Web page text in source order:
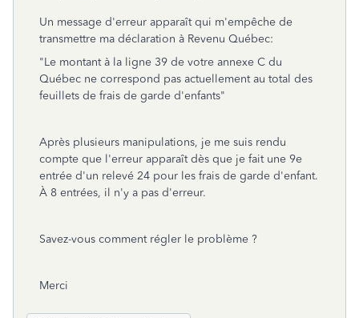
Un message d'erreur apparaît qui m'empêche de
transmettre ma déclaration à Revenu Québec:
"Le montant à la ligne 39 de votre annexe C du
Québec ne correspond pas actuellement au total des
feuillets de frais de garde d'enfants"
Après plusieurs manipulations, je me suis rendu
compte que l'erreur apparaît dès que je fait une 9e
entrée d'un relevé 24 pour les frais de garde d'enfant.
À 8 entrées, il n'y a pas d'erreur.
Savez-vous comment régler le problème ?
Merci